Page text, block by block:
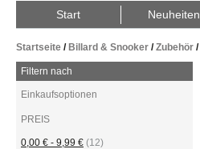
Start Neuheiten
Startseite / Billard & Snooker /Zubehör /
Filtern nach
Einkaufsoptionen
PREIS
0,00 € - 9,99 € (12)